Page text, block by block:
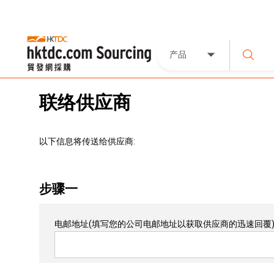
产品
联络供应商
以下信息将传送给供应商:
步骤一
电邮地址(填写您的公司电邮地址以获取供应商的迅速回覆)